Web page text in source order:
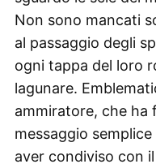
Non sono mancati
al passaggio degli
ogni tappa del loro
lagunare.
ammiratore, che ha
messaggio
aver condiviso con